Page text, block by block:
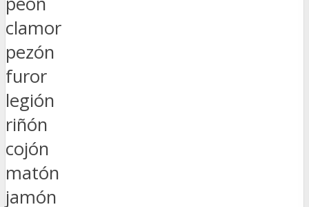
clamor
pezón
furor
legión
riñón
cojón
matón
jamón